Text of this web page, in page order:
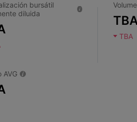
bursátil
diluida
TBA
AVG